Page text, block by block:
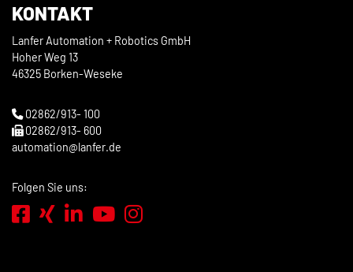
KONTAKT
Lanfer Automation + Robotics GmbH
Hoher Weg 13
46325 Borken-Weseke
02862/913- 100
02862/913- 600
automation@lanfer.de
Folgen Sie uns: